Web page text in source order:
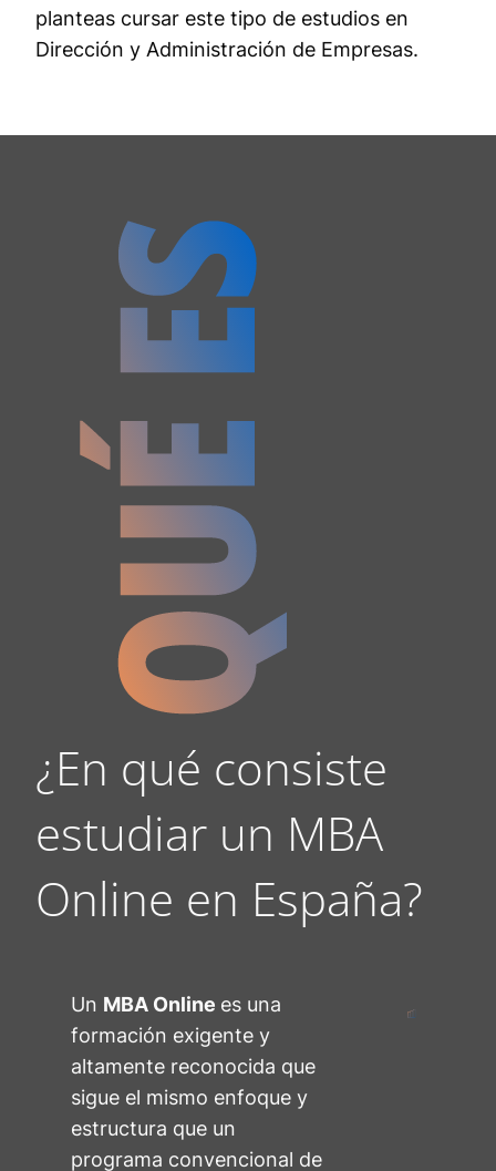
planteas cursar este tipo de estudios en
Dirección y Administración de Empresas.
¿En qué consiste
estudiar un MBA
Online en España?
Un MBA Online es una
formación exigente y
altamente reconocida que
sigue el mismo enfoque y
estructura que un
programa convencional de